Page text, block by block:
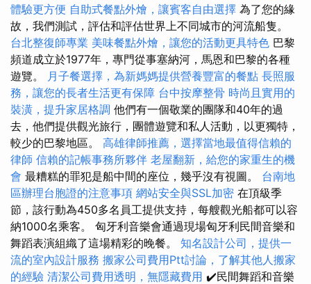
體驗更方便 自助式餐點外燴，讓賓客自由選擇 為了您的緣
故，我們測試，評估和評估世界上不同城市的河流船隻。
台北整復師專業 美味餐點外燴，讓您的活動更具特色 巴黎
頻道成立於1977年，專門從事塞納河，馬恩和巴黎的各種
遊覽。 月子餐選擇，為新媽媽提供營養豐富的餐點 長照服
務，讓您的長者生活更有保障 台中按摩整骨 時尚且實用的
裝潢，提升家居格調 他們有一個敬業的團隊和40年的過
去，他們提供觀光旅行，團體遊覽和私人活動，以更獨特，
較少的巴黎地區。 高雄律師推薦，選擇當地最值得信賴的
律師 信賴的記帳事務所夥伴 老屋翻新，給您的家重生的機
會 最糟糕的罪犯是船中間的座位，幾乎沒有視圖。 台南地
區辦理台胞證的注意事項 網站安全與SSL加密 在頂級季
節，該行動為450多名員工提供支持，每艘觀光船都可以容
納1000名乘客。 匈牙利音樂會通過現場匈牙利民間音樂和
舞蹈表演組織了這場精彩的晚餐。 知名設計公司，提供一
流的室內設計服務 搬家公司費用Ptt討論，了解其他人搬家
的經驗 清潔公司費用透明，無隱藏費用 ✔️民間舞蹈和音樂